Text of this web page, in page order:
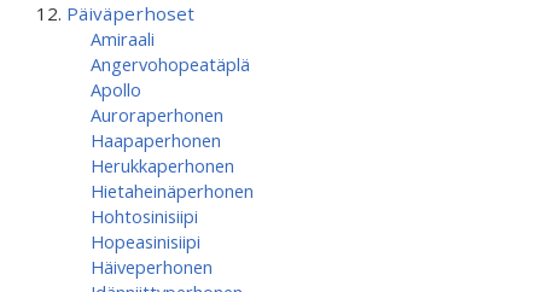
Päiväperhoset
Amiraali
Angervohopeatäplä
Apollo
Auroraperhonen
Haapaperhonen
Herukkaperhonen
Hietaheinäperhonen
Hohtosinisiipi
Hopeasinisiipi
Häiveperhonen